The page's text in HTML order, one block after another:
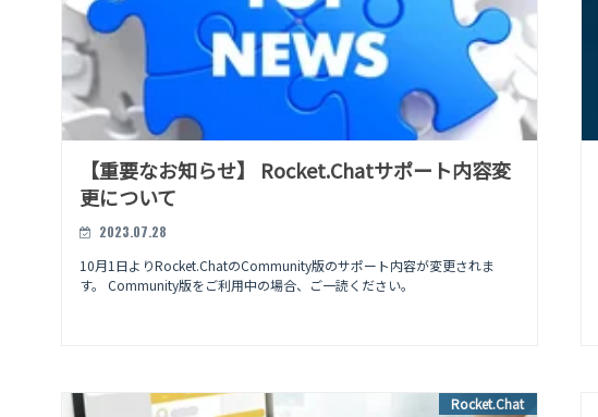
【重要なお知らせ】 Rocket.Chatサポート内容変
更について
2023.07.28
10月1日よりRocket.ChatのCommunity版のサポート内容が変更されま
す。 Community版をご利用中の場合、ご一読ください。
Rocket.Chat